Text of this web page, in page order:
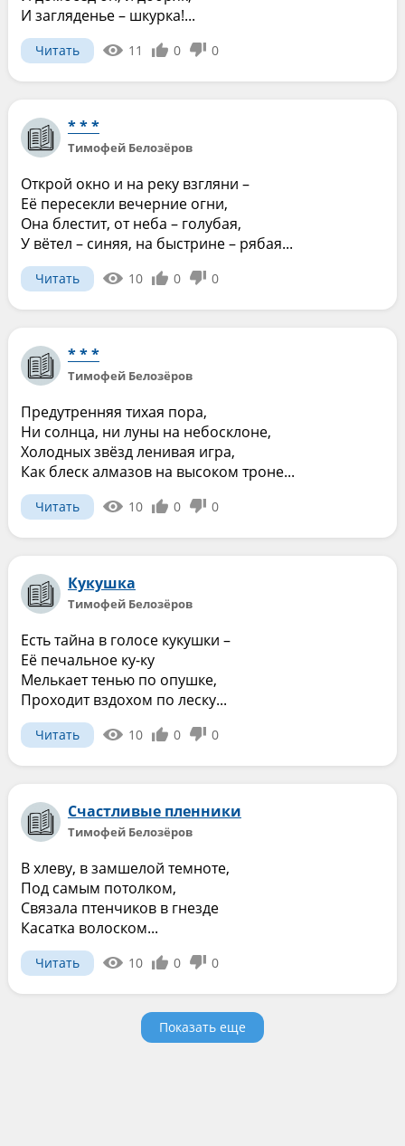
И загляденье – шкурка!...
Читать 11 0 0
* * *
Тимофей Белозёров
Открой окно и на реку взгляни –
Её пересекли вечерние огни,
Она блестит, от неба – голубая,
У вётел – синяя, на быстрине – рябая...
Читать 10 0 0
* * *
Тимофей Белозёров
Предутренняя тихая пора,
Ни солнца, ни луны на небосклоне,
Холодных звёзд ленивая игра,
Как блеск алмазов на высоком троне...
Читать 10 0 0
Кукушка
Тимофей Белозёров
Есть тайна в голосе кукушки –
Её печальное ку-ку
Мелькает тенью по опушке,
Проходит вздохом по леску...
Читать 10 0 0
Счастливые пленники
Тимофей Белозёров
В хлеву, в замшелой темноте,
Под самым потолком,
Связала птенчиков в гнезде
Касатка волоском...
Читать 10 0 0
Показать еще